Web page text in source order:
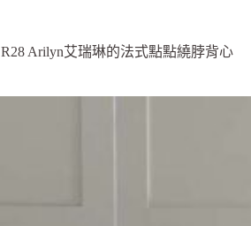
R28 Arilyn艾瑞琳的法式點點繞脖背心